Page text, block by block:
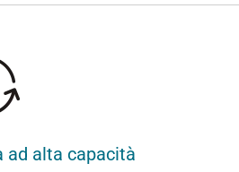
ad alta capacità